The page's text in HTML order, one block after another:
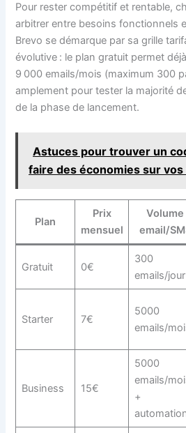
Pour rester compétitif et rentable,
arbitrer entre besoins fonctionnels
Brevo se démarque par sa grille
évolutive : le plan gratuit permet
9 000 emails/mois (maximum 300
amplement pour tester la majorité
de la phase de lancement.
Astuces pour trouver un
faire des économies sur vos
Plan
Prix
mensuel
Volume
email/
Gratuit 0€
300
emails/jour
Starter 7€
5000
emails/
Business 15€
5000
emails/
+